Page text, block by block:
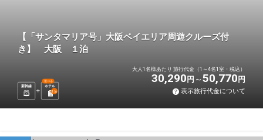
【「サンタマリア号」大阪ベイエリア周遊クルーズ付
き】 大阪 １泊
新幹線 ホテル
選べる
1 泊
大人1名様あたり 旅行代金（1～4名1室・税込）
30,290 円 50,770 円
表示旅行代金について